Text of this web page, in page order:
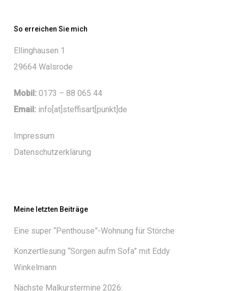
So erreichen Sie mich
Ellinghausen 1
29664 Walsrode
Mobil:0173 – 88 065 44
Email:info[at]steffisart[punkt]de
Impressum
Datenschutzerklärung
Meine letzten Beiträge
Eine super “Penthouse”-Wohnung für Störche
Konzertlesung “Sorgen aufm Sofa” mit Eddy
Winkelmann
Nächste Malkurstermine 2026: